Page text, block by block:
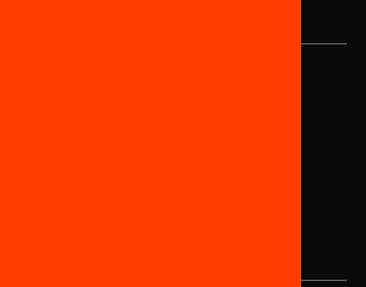
al Hub Social
08010 Barcelona
de...